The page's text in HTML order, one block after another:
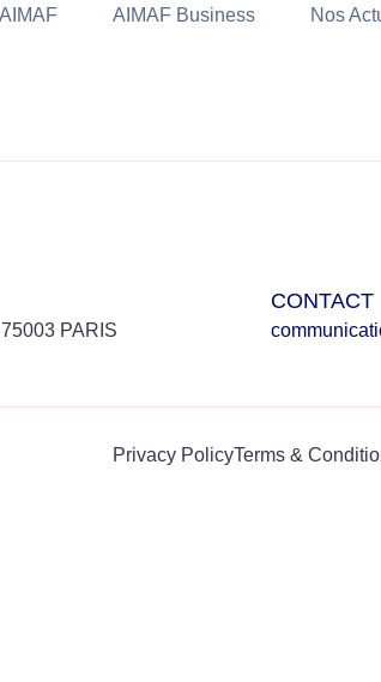
AIMAF Business Nos
PARIS
CONTACT
Privacy PolicyTerms &